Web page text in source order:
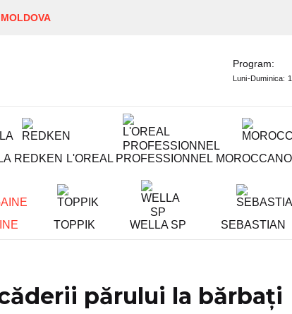
Program:
Luni-Duminica:
REDKEN L'OREAL PROFESSIONNEL
TOPPIK WELLA SP SEBASTIAN
părului la bărbați